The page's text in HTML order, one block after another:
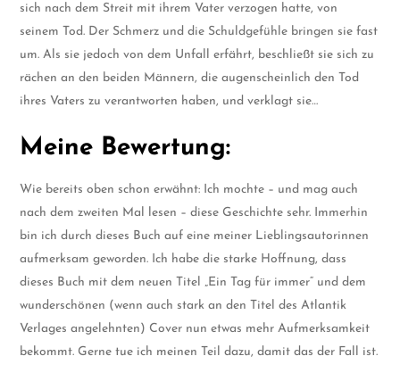
sich nach dem Streit mit ihrem Vater verzogen hatte, von
seinem Tod. Der Schmerz und die Schuldgefühle bringen sie fast
um. Als sie jedoch von dem Unfall erfährt, beschließt sie sich zu
rächen an den beiden Männern, die augenscheinlich den Tod
ihres Vaters zu verantworten haben, und verklagt sie…
Meine Bewertung:
Wie bereits oben schon erwähnt: Ich mochte – und mag auch
nach dem zweiten Mal lesen – diese Geschichte sehr. Immerhin
bin ich durch dieses Buch auf eine meiner Lieblingsautorinnen
aufmerksam geworden. Ich habe die starke Hoffnung, dass
dieses Buch mit dem neuen Titel „Ein Tag für immer“ und dem
wunderschönen (wenn auch stark an den Titel des Atlantik
Verlages angelehnten) Cover nun etwas mehr Aufmerksamkeit
bekommt. Gerne tue ich meinen Teil dazu, damit das der Fall ist.